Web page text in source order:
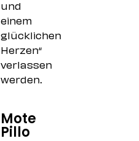
und
einem
glücklichen
Herzen“
verlassen
werden.
Mote
Pillo